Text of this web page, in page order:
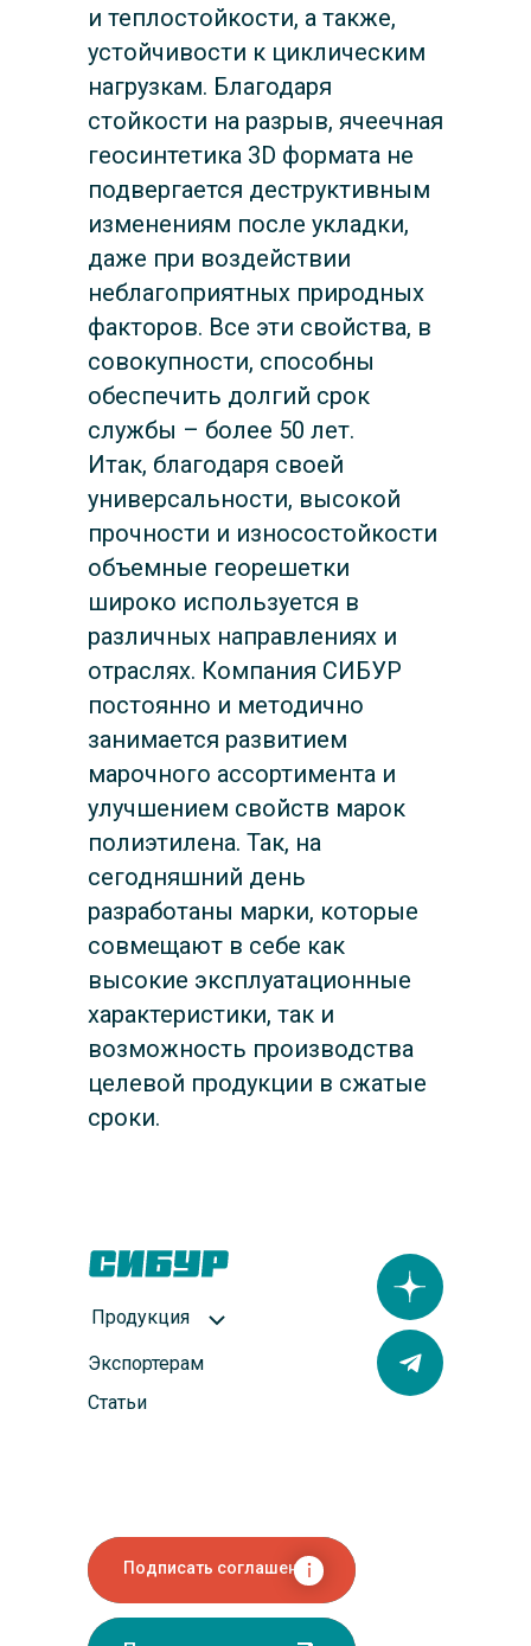
и теплостойкости, а также,
устойчивости к циклическим
нагрузкам. Благодаря
стойкости на разрыв, ячеечная
геосинтетика 3D формата не
подвергается деструктивным
изменениям после укладки,
даже при воздействии
неблагоприятных природных
факторов. Все эти свойства, в
совокупности, способны
обеспечить долгий срок
службы – более 50 лет.
Итак, благодаря своей
универсальности, высокой
прочности и износостойкости
объемные георешетки
широко используется в
различных направлениях и
отраслях. Компания СИБУР
постоянно и методично
занимается развитием
марочного ассортимента и
улучшением свойств марок
полиэтилена. Так, на
сегодняшний день
разработаны марки, которые
совмещают в себе как
высокие эксплуатационные
характеристики, так и
возможность производства
целевой продукции в сжатые
сроки.
Подписать соглашение
Оформить заявку
Продукция
Статьи
Экспортерам